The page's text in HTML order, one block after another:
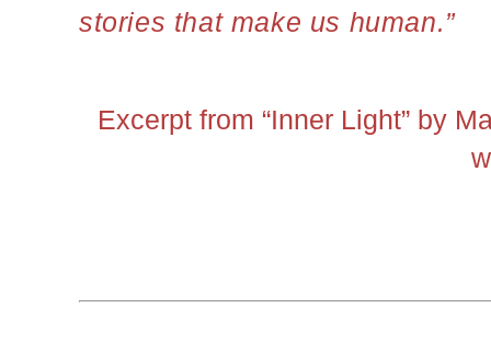
stories that make us human.”
Excerpt from “Inner Light” by